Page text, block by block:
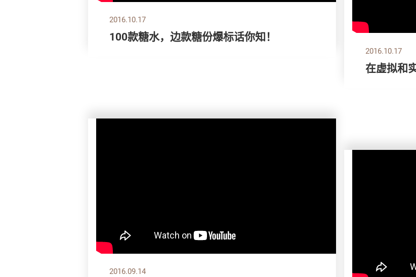
2016.10.17
100款糖水，边款糖份爆标话你知！
2016.10.17
在虚拟和
2016.09.14